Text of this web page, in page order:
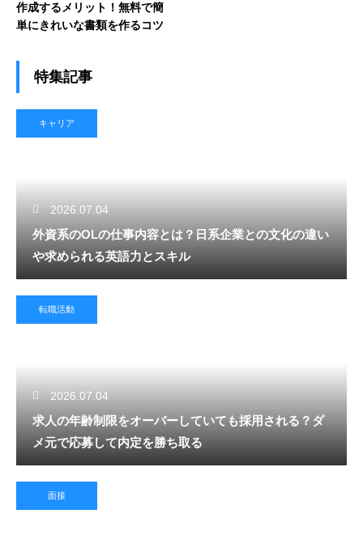
作成するメリット！無料で簡
単にきれいな書類を作るコツ
特集記事
キャリア
2026.07.04
外資系のOLの仕事内容とは？日系企業との文化の違い
や求められる英語力とスキル
転職活動
2026.07.04
求人の年齢制限をオーバーしていても採用される？ダ
メ元で応募して内定を勝ち取る
面接